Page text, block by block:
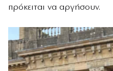
πρόκειται να αργήσουν.